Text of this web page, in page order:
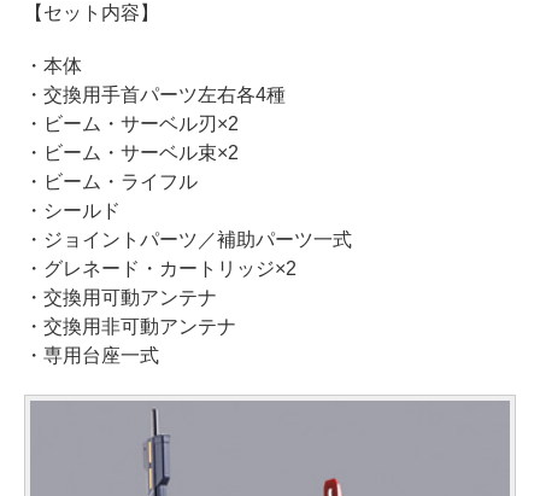
【セット内容】
・本体
・交換用手首パーツ左右各4種
・ビーム・サーベル刃×2
・ビーム・サーベル束×2
・ビーム・ライフル
・シールド
・ジョイントパーツ／補助パーツ一式
・グレネード・カートリッジ×2
・交換用可動アンテナ
・交換用非可動アンテナ
・専用台座一式